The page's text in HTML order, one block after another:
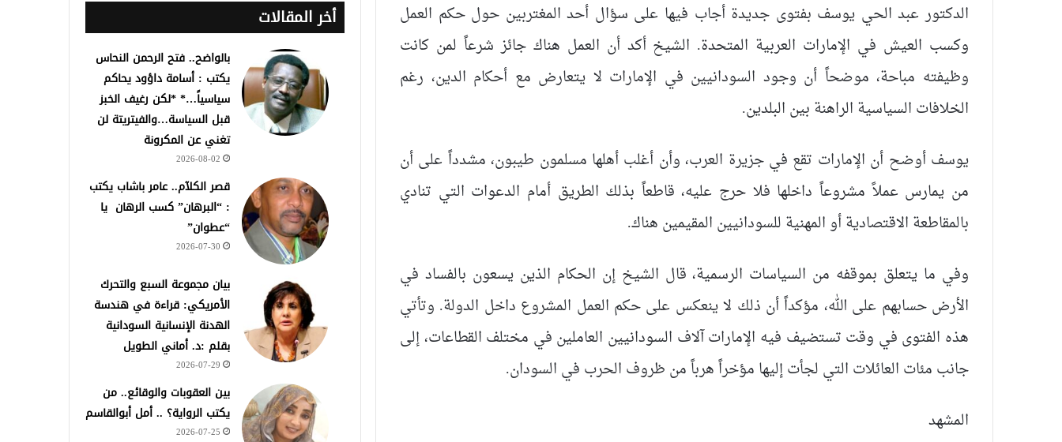
الدكتور عبد الحي يوسف بفتوى جديدة أجاب فيها على سؤال أحد المغتربين حول حكم العمل
وكسب العيش في الإمارات العربية المتحدة. الشيخ أكد أن العمل هناك جائز شرعاً لمن كانت
وظيفته مباحة، موضحاً أن وجود السودانيين في الإمارات لا يتعارض مع أحكام الدين، رغم
الخلافات السياسية الراهنة بين البلدين.
يوسف أوضح أن الإمارات تقع في جزيرة العرب، وأن أغلب أهلها مسلمون طيبون، مشدداً على أن
من يمارس عملاً مشروعاً داخلها فلا حرج عليه، قاطعاً بذلك الطريق أمام الدعوات التي تنادي
بالمقاطعة الاقتصادية أو المهنية للسودانيين المقيمين هناك.
وفي ما يتعلق بموقفه من السياسات الرسمية، قال الشيخ إن الحكام الذين يسعون بالفساد في
الأرض حسابهم على الله، مؤكداً أن ذلك لا ينعكس على حكم العمل المشروع داخل الدولة. وتأتي
هذه الفتوى في وقت تستضيف فيه الإمارات آلاف السودانيين العاملين في مختلف القطاعات، إلى
جانب مئات العائلات التي لجأت إليها مؤخراً هرباً من ظروف الحرب في السودان.
المشهد
أخر المقالات
بالواضح.. فتح الرحمن النحاس
يكتب : أسامة داؤود يحاكم
سياسياً…* *لكن رغيف الخبز
قبل السياسة…والفيتريتة لن
تغني عن المكرونة
2026-08-02
قصر الكلآم.. عامر باشاب يكتب
: “البرهان” كسب الرهان يا
“عطوان”
2026-07-30
بيان مجموعة السبع والتحرك
الأمريكي: قراءة في هندسة
الهدنة الإنسانية السودانية
بقلم :د. أماني الطويل
2026-07-29
بين العقوبات والوقائع.. من
يكتب الرواية؟ .. أمل أبوالقاسم
2026-07-25